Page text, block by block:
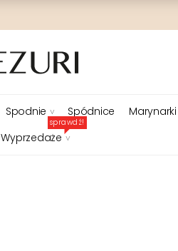
Spodnie Spódnice Marynarki
Wyprzedaże
sprawdź!